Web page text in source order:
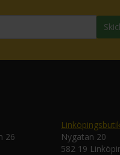
26
Nygatan 20
582 19